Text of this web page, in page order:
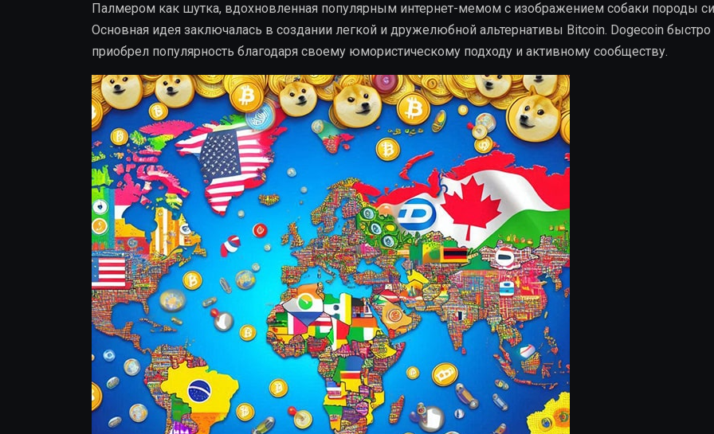
Палмером как шутка, вдохновленная популярным интернет-мемом с изображением собаки породы
Основная идея заключалась в создании легкой и дружелюбной альтернативы Bitcoin. Dogecoin быстро
приобрел популярность благодаря своему юмористическому подходу и активному сообществу.